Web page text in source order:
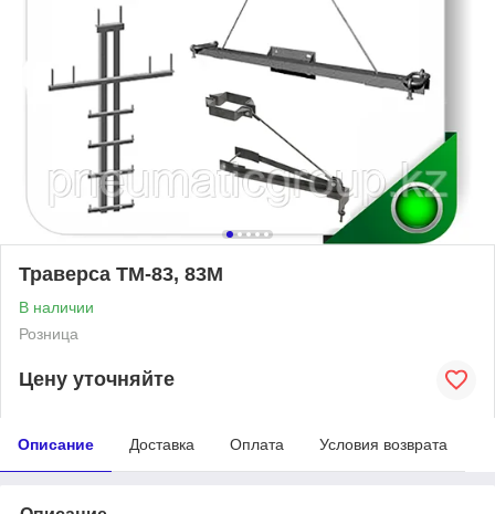
Траверса ТМ-83, 83М
В наличии
Розница
Цену уточняйте
Описание Доставка Оплата Условия возврата